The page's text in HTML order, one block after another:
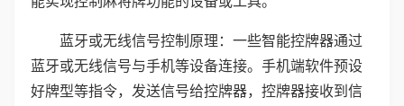
蓝牙或无线信号控制原理：一些智能控牌器通过
蓝牙或无线信号与手机等设备连接。手机端软件预设
好牌型等指令，发送信号给控牌器，控牌器接收到信